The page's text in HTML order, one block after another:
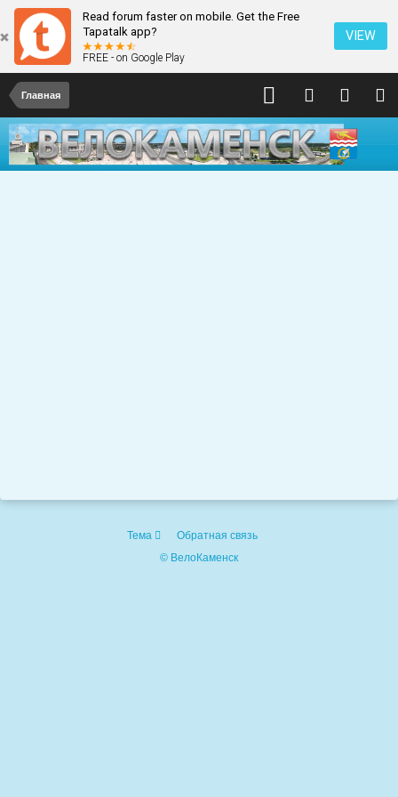
Read forum faster on mobile. Get the Free
Tapatalk app?
FREE - on Google Play
VIEW
Главная
Тема
Обратная связь
© ВелоКаменск